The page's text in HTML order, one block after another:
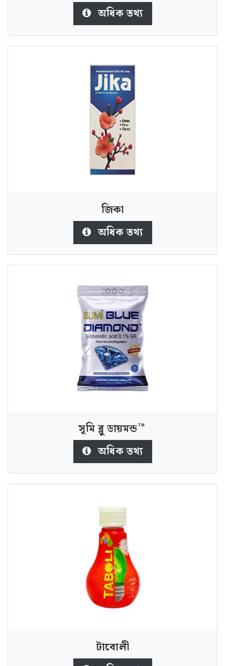
অধিক তথ্য
জিকা
অধিক তথ্য
সূমি ব্লু ডায়মন্ডTM
অধিক তথ্য
টাবােলী